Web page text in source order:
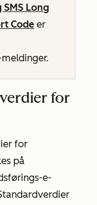
Long
Code er
for
for
på
e-